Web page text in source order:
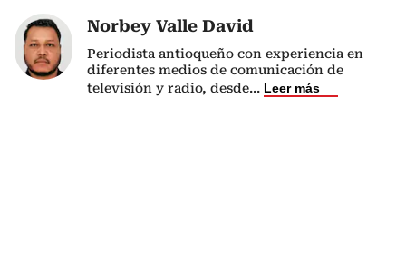
Norbey Valle David
Periodista antioqueño con experiencia en
diferentes medios de comunicación de
televisión y radio, desde... Leer más